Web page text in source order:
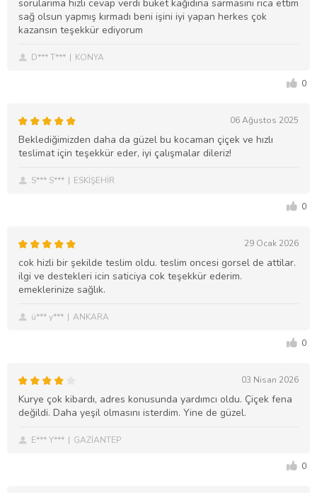
sorularıma hızlı cevap verdi buket kağıdına sarmasını rica ettim
sağ olsun yapmış kırmadı beni işini iyi yapan herkes çok
kazansın teşekkür ediyorum
D*** T*** KONYA
0
06 Ağustos 2025
Beklediğimizden daha da güzel bu kocaman çiçek ve hızlı
teslimat için teşekkür eder, iyi çalışmalar dileriz!
S*** S*** ESKİŞEHİR
0
29 Ocak 2026
cok hizli bir şekilde teslim oldu. teslim oncesi gorsel de attilar.
ilgi ve destekleri icin saticiya cok teşekkür ederim.
emeklerinize sağlık.
ü*** y*** ANKARA
0
03 Nisan 2026
Kurye çok kibardı, adres konusunda yardımcı oldu. Çiçek fena
değildi. Daha yeşil olmasını isterdim. Yine de güzel.
E*** Y*** GAZİANTEP
0